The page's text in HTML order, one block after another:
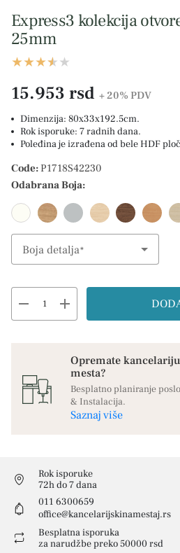
Express3 kolekcija
25mm
15.953 rsd + 20% PDV
Dimenzija: 80x33x192.5cm.
Rok isporuke: 7 radnih dana.
Poleđina je izrađena od bele HDF
Code: P1718S42230
Odabrana Boja:
Boja detalja
Select Option
remove add
Opremate
mesta?
Besplatno planiranje
& Instalacija.
Saznaj više
Rok isporuke
72h do 7 dana
011 6300659
office@kancelarijskinamestaj.rs
Besplatna isporuka
za narudžbe preko 50000 rsd